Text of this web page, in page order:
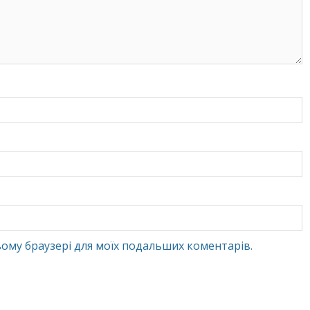
браузері для моїх подальших коментарів.